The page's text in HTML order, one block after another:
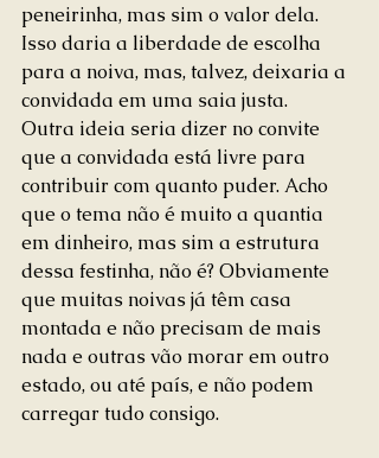
peneirinha, mas sim o valor dela.
Isso daria a liberdade de escolha
para a noiva, mas, talvez, deixaria a
convidada em uma saia justa.
Outra ideia seria dizer no convite
que a convidada está livre para
contribuir com quanto puder. Acho
que o tema não é muito a quantia
em dinheiro, mas sim a estrutura
dessa festinha, não é? Obviamente
que muitas noivas já têm casa
montada e não precisam de mais
nada e outras vão morar em outro
estado, ou até país, e não podem
carregar tudo consigo.